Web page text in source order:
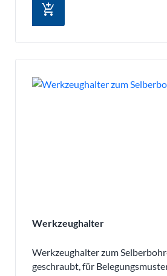
add_shopping_cart
Werkzeughalter
Werkzeughalter zum
geschraubt, für